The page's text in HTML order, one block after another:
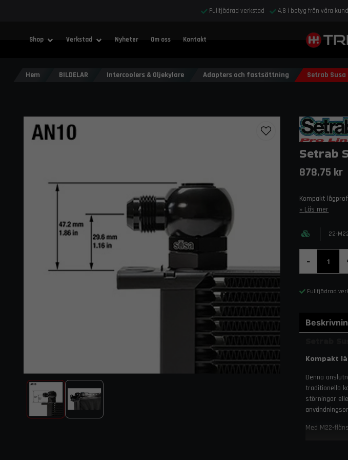
Fullfjädrad verkstad 4,8 i betyg från våra
Shop Verkstad Nyheter Om oss Kontakt
Hem BILDELAR Intercoolers & Oljekylare Adapters och fastsättning Setrab Susa
Setrab
878,75 kr
Kompakt
Läs mer
22-
-
Fullfjädrad
Kompakt
Denna
traditionella
störningar
Med M22-